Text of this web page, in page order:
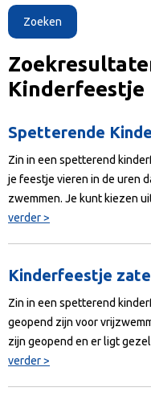
Kinderfeestje
Spetterende
Zin in een spetterend
je feestje vieren in de uren
zwemmen. Je kunt kiezen
verder >
Kinderfeestje
Zin in een spetterend
geopend zijn voor
zijn geopend en er ligt
verder >